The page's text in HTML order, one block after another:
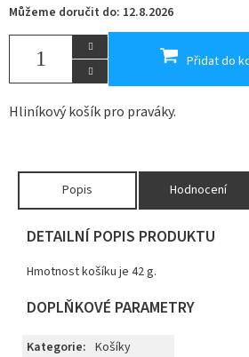
Můžeme doručit do: 12.8.2026
Přidat do
Hliníkový košík pro praváky.
Popis Hodnocení
DETAILNÍ POPIS PRODUKTU
Hmotnost košíku je 42 g.
DOPLŇKOVÉ PARAMETRY
Kategorie: Košíky